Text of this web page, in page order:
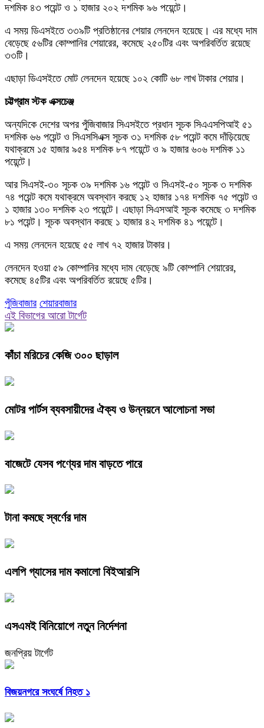
দশমিক ৪৩ পয়েন্ট ও ১ হাজার ২০২ দশমিক ৯৬ পয়েন্টে।
এ সময় ডিএসইতে ৩৩৯টি প্রতিষ্ঠানের শেয়ার লেনদেন হয়েছে। এর মধ্যে দাম
বেড়েছে ৫৬টির কোম্পানির শেয়ারের, কমেছে ২৫০টির এবং অপরিবর্তিত রয়েছে
৩৩টি।
এছাড়া ডিএসইতে মোট লেনদেন হয়েছে ১০২ কোটি ৬৮ লাখ টাকার শেয়ার।
চট্টগ্রাম স্টক এক্সচেঞ্জ
অন্যদিকে দেশের অপর পুঁজিবাজার সিএসইতে প্রধান সূচক সিএএসপিআই ৫১
দশমিক ৬৬ পয়েন্ট ও সিএসসিএক্স সূচক ৩১ দশমিক ৫৮ পয়েন্ট কমে দাঁড়িয়েছে
যথাক্রমে ১৫ হাজার ৯৫৪ দশমিক ৮৭ পয়েন্টে ও ৯ হাজার ৬০৬ দশমিক ১১
পয়েন্টে।
আর সিএসই-৩০ সূচক ৩৯ দশমিক ১৬ পয়েন্ট ও সিএসই-৫০ সূচক ৩ দশমিক
৭৪ পয়েন্ট কমে যথাক্রমে অবস্থান করছে ১২ হাজার ১৭৪ দশমিক ৭৫ পয়েন্ট ও
১ হাজার ১৩০ দশমিক ২৩ পয়েন্টে। এছাড়া সিএসআই সূচক কমেছে ৩ দশমিক
৮১ পয়েন্ট। সূচক অবস্থান করছে ১ হাজার ৪২ দশমিক ৪১ পয়েন্টে।
এ সময় লেনদেন হয়েছে ৫৫ লাখ ৭২ হাজার টাকার।
লেনদেন হওয়া ৫৯ কোম্পানির মধ্যে দাম বেড়েছে ৯টি কোম্পানি শেয়ারের,
কমেছে ৪৫টির এবং অপরিবর্তিত রয়েছে ৫টির।
পুঁজিবাজার শেয়ারবাজার
এই বিভাগের আরো টার্গেট
কাঁচা মরিচের কেজি ৩০০ ছাড়াল
মোটর পার্টস ব্যবসায়ীদের ঐক্য ও উন্নয়নে আলোচনা সভা
বাজেটে যেসব পণ্যের দাম বাড়তে পারে
টানা কমছে স্বর্ণের দাম
এলপি গ্যাসের দাম কমালো বিইআরসি
এসএমই বিনিয়োগে নতুন নির্দেশনা
জনপ্রিয় টার্গেট
বিজয়নগরে সংঘর্ষে নিহত ১